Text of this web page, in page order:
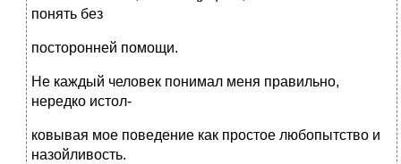
понять без
посторонней помощи.
Не каждый человек понимал меня правильно,
нередко истол-
ковывая мое поведение как простое любопытство и
назойливость.